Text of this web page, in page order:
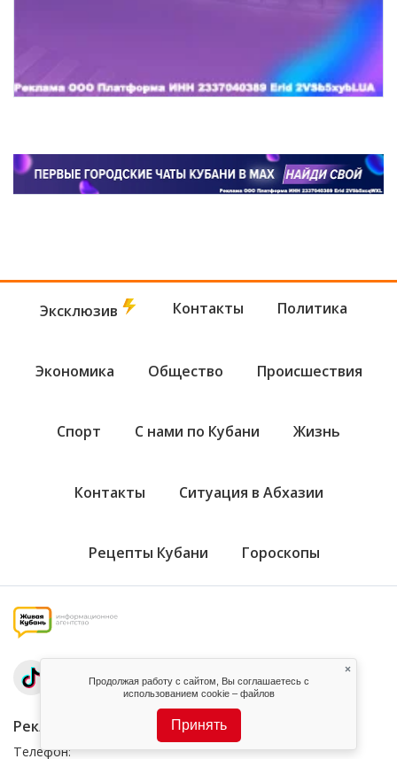
Продолжая работу с сайтом, Вы соглашаетесь с
использованием cookie – файлов
Принять
×
Эксклюзив Контакты Политика
Экономика Общество Происшествия
Спорт С нами по Кубани Жизнь
Контакты Ситуация в Абхазии
Рецепты Кубани Гороскопы
Реклама на проекте
Телефон: